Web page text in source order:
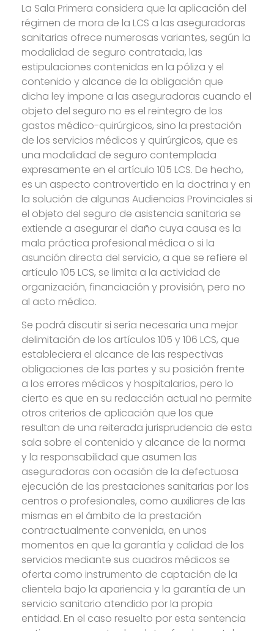
La Sala Primera considera que la aplicación del
régimen de mora de la LCS a las aseguradoras
sanitarias ofrece numerosas variantes, según la
modalidad de seguro contratada, las
estipulaciones contenidas en la póliza y el
contenido y alcance de la obligación que
dicha ley impone a las aseguradoras cuando el
objeto del seguro no es el reintegro de los
gastos médico-quirúrgicos, sino la prestación
de los servicios médicos y quirúrgicos, que es
una modalidad de seguro contemplada
expresamente en el artículo 105 LCS. De hecho,
es un aspecto controvertido en la doctrina y en
la solución de algunas Audiencias Provinciales si
el objeto del seguro de asistencia sanitaria se
extiende a asegurar el daño cuya causa es la
mala práctica profesional médica o si la
asunción directa del servicio, a que se refiere el
artículo 105 LCS, se limita a la actividad de
organización, financiación y provisión, pero no
al acto médico.
Se podrá discutir si sería necesaria una mejor
delimitación de los artículos 105 y 106 LCS, que
estableciera el alcance de las respectivas
obligaciones de las partes y su posición frente
a los errores médicos y hospitalarios, pero lo
cierto es que en su redacción actual no permite
otros criterios de aplicación que los que
resultan de una reiterada jurisprudencia de esta
sala sobre el contenido y alcance de la norma
y la responsabilidad que asumen las
aseguradoras con ocasión de la defectuosa
ejecución de las prestaciones sanitarias por los
centros o profesionales, como auxiliares de las
mismas en el ámbito de la prestación
contractualmente convenida, en unos
momentos en que la garantía y calidad de los
servicios mediante sus cuadros médicos se
oferta como instrumento de captación de la
clientela bajo la apariencia y la garantía de un
servicio sanitario atendido por la propia
entidad. En el caso resuelto por esta sentencia